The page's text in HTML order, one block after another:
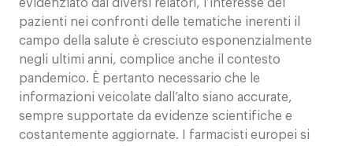
evidenziato dai diversi relatori, l’interesse dei
pazienti nei confronti delle tematiche inerenti il
campo della salute è cresciuto esponenzialmente
negli ultimi anni, complice anche il contesto
pandemico. È pertanto necessario che le
informazioni veicolate dall’alto siano accurate,
sempre supportate da evidenze scientifiche e
costantemente aggiornate. I farmacisti europei si